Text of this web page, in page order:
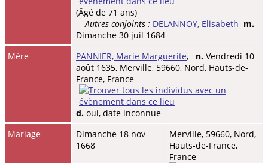
(Âgé de 71 ans)
Autres conjoints : DELANNOY, Elisabeth m.
Dimanche 30 juil 1684
Mère
PANNIER, Marie Marguerite, n. Vendredi 10
août 1635, Merville, 59660, Nord, Hauts-de-
France, France
d. oui, date inconnue
Mariage
Dimanche 18 nov
1668
Merville, 59660, Nord,
Hauts-de-France,
France